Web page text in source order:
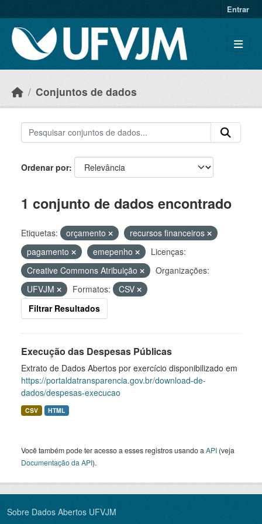
Entrar
Conjuntos de dados
Ordenar por
1 conjunto de dados encontrado
Etiquetas: orçamento
recursos financeiros
pagamento
emepenho
Licenças:
Creative Commons Atribuição
Organizações:
UFVJM
Formatos:
CSV
Filtrar Resultados
Execução das Despesas Públicas
Extrato de Dados Abertos por exercício disponibilizado em
https://portaldatransparencia.gov.br/download-de-
dados/despesas-execucao
CSV HTML
Você também pode ter acesso a esses registros usando a API (veja
Documentação da API).
Sobre Dados Abertos UFVJM